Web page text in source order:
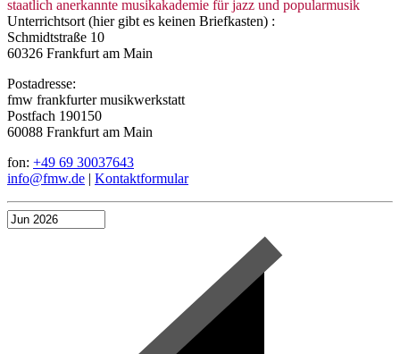
staatlich anerkannte musikakademie für jazz und popularmusik
Unterrichtsort (hier gibt es keinen Briefkasten) :
Schmidtstraße 10
60326 Frankfurt am Main
Postadresse:
fmw frankfurter musikwerkstatt
Postfach 190150
60088 Frankfurt am Main
fon: +49 69 30037643
info@fmw.de | Kontaktformular